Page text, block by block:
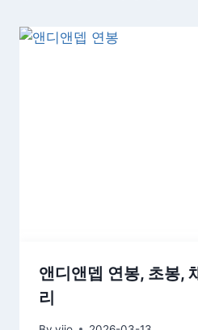
앤디앤뎁 연봉, 초봉,
리